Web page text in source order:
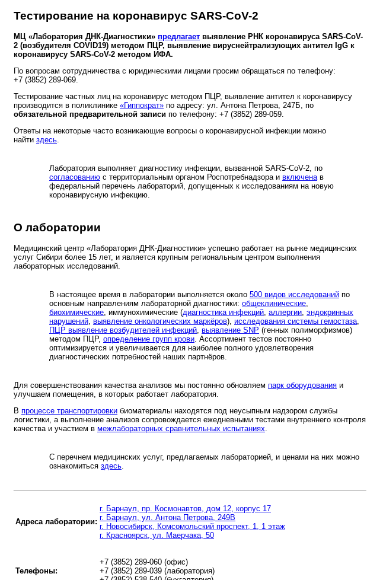
Тестирование на коронавирус SARS-CoV-2
МЦ «Лаборатория ДНК-Диагностики» предлагает выявление РНК коронавируса SARS-CoV-
2 (возбудителя COVID19) методом ПЦР, выявление вируснейтрализующих антител IgG к
коронавирусу SARS-CoV-2 методом ИФА.
По вопросам сотрудничества с юридическими лицами просим обращаться по телефону:
+7 (3852) 289-069.
Тестирование частных лиц на коронавирус методом ПЦР, выявление антител к коронавирусу
производится в поликлинике «Гиппократ» по адресу: ул. Антона Петрова, 247Б, по
обязательной предварительной записи по телефону: +7 (3852) 289-059.
Ответы на некоторые часто возникающие вопросы о коронавирусной инфекции можно
найти здесь
Лаборатория выполняет диагностику инфекции, вызванной SARS-CoV-2, по
согласованию с территориальным органом Роспотребнадзора и включена в
федеральный перечень лабораторий, допущенных к исследованиям на новую
коронавирусную инфекцию.
О лаборатории
Медицинский центр «Лаборатория ДНК-Диагностики» успешно работает на рынке медицинских
услуг Сибири более 15 лет, и является крупным региональным центром выполнения
лабораторных исследований.
В настоящее время в лаборатории выполняется около 500 видов исследований по
основным направлениям лабораторной диагностики: общеклинические
биохимические , иммунохимические (диагностика инфекций аллергии эндокринных
нарушений выявление онкологических маркёров), исследования системы гемостаза
ПЦР выявление возбудителей инфекций выявление SNP (генных полиморфизмов)
методом ПЦР, определение групп крови . Ассортимент тестов постоянно
оптимизируется и увеличивается для наиболее полного удовлетворения
диагностических потребностей наших партнёров.
Для совершенствования качества анализов мы постоянно обновляем парк оборудования и
улучшаем помещения, в которых работает лаборатория.
В процессе транспортировки биоматериалы находятся под неусыпным надзором службы
логистики, а выполнение анализов сопровождается ежедневными тестами внутреннего контроля
качества и участием в межлабораторных сравнительных испытаниях
С перечнем медицинских услуг, предлагаемых лабораторией, и ценами на них можно
ознакомиться здесь
Адреса лаборатории:
г. Барнаул, пр. Космонавтов, дом 12, корпус 17
г. Барнаул, ул. Антона Петрова, 249В
г. Новосибирск, Комсомольский проспект, 1, 1 этаж
г. Красноярск, ул. Маерчака, 50
Телефоны:
+7 (3852) 289-060 (офис)
+7 (3852) 289-039 (лаборатория)